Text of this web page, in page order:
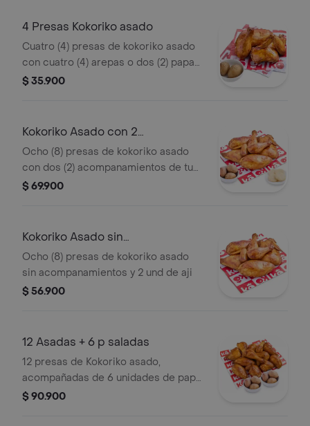
4 Presas Kokoriko asado
Cuatro (4) presas de kokoriko asado
con cuatro (4) arepas o dos (2) papas
saladas y 1 und de aji
$ 35.900
Kokoriko Asado con 2
acompanamientos
Ocho (8) presas de kokoriko asado
con dos (2) acompanamientos de tu
eleccion y 2 und de aji
$ 69.900
Kokoriko Asado sin
acompanamientos
Ocho (8) presas de kokoriko asado
sin acompanamientos y 2 und de aji
$ 56.900
12 Asadas + 6 p saladas
12 presas de Kokoriko asado,
acompañadas de 6 unidades de papa
salada
$ 90.900